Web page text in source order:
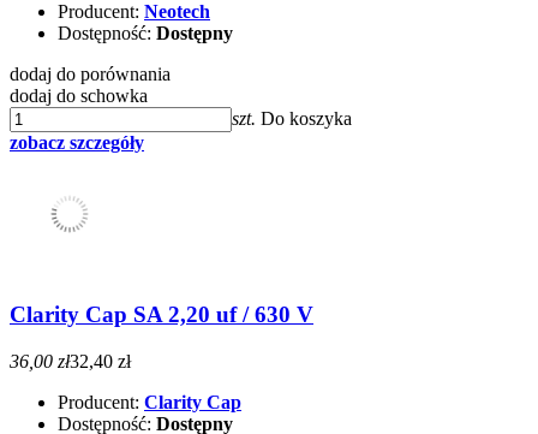
Producent: Neotech
Dostępność: Dostępny
dodaj do porównania
dodaj do schowka
szt. Do koszyka
zobacz szczegóły
Clarity Cap SA 2,20 uf / 630 V
36,00 zł32,40 zł
Producent: Clarity Cap
Dostępność: Dostępny